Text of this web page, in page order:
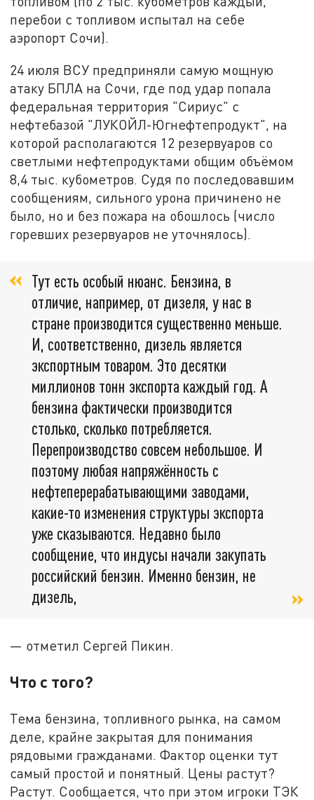
перебои с топливом испытал на себе
аэропорт Сочи).
24 июля ВСУ предприняли самую мощную
атаку БПЛА на Сочи, где под удар попала
федеральная территория "Сириус" с
нефтебазой "ЛУКОЙЛ-Югнефтепродукт", на
которой располагаются 12 резервуаров со
светлыми нефтепродуктами общим объёмом
8,4 тыс. кубометров. Судя по последовавшим
сообщениям, сильного урона причинено не
было, но и без пожара на обошлось (число
горевших резервуаров не уточнялось).
Тут есть особый нюанс. Бензина, в
отличие, например, от дизеля, у нас в
стране производится существенно меньше.
И, соответственно, дизель является
экспортным товаром. Это десятки
миллионов тонн экспорта каждый год. А
бензина фактически производится
столько, сколько потребляется.
Перепроизводство совсем небольшое. И
поэтому любая напряжённость с
нефтеперерабатывающими заводами,
какие-то изменения структуры экспорта
уже сказываются. Недавно было
сообщение, что индусы начали закупать
российский бензин. Именно бензин, не
дизель,
— отметил Сергей Пикин.
Что с того?
Тема бензина, топливного рынка, на самом
деле, крайне закрытая для понимания
рядовыми гражданами. Фактор оценки тут
самый простой и понятный. Цены растут?
Растут. Сообщается, что при этом игроки ТЭК